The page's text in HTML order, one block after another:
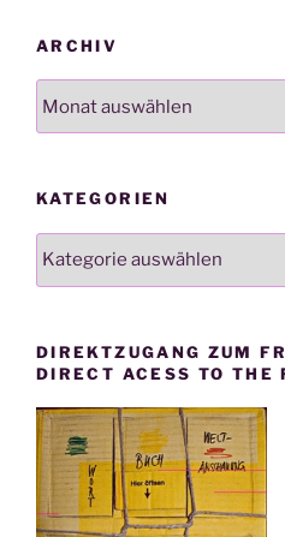
ARCHIV
KATEGORIEN
DIREKTZUGANG ZUM
DIRECT ACESS TO THE